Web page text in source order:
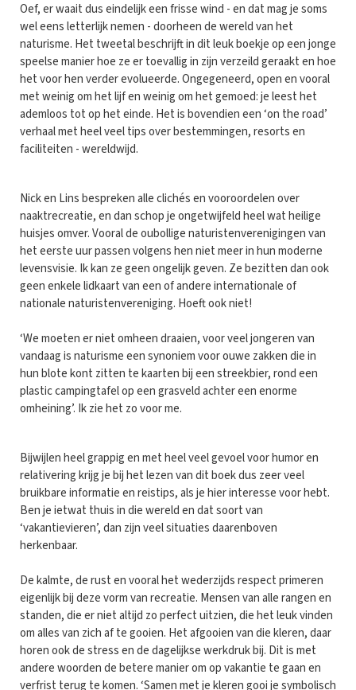
Oef, er waait dus eindelijk een frisse wind - en dat mag je soms
wel eens letterlijk nemen - doorheen de wereld van het
naturisme. Het tweetal beschrijft in dit leuk boekje op een jonge
speelse manier hoe ze er toevallig in zijn verzeild geraakt en hoe
het voor hen verder evolueerde. Ongegeneerd, open en vooral
met weinig om het lijf en weinig om het gemoed: je leest het
ademloos tot op het einde. Het is bovendien een ‘on the road’
verhaal met heel veel tips over bestemmingen, resorts en
faciliteiten - wereldwijd.
Nick en Lins bespreken alle clichés en vooroordelen over
naaktrecreatie, en dan schop je ongetwijfeld heel wat heilige
huisjes omver. Vooral de oubollige naturistenverenigingen van
het eerste uur passen volgens hen niet meer in hun moderne
levensvisie. Ik kan ze geen ongelijk geven. Ze bezitten dan ook
geen enkele lidkaart van een of andere internationale of
nationale naturistenvereniging. Hoeft ook niet!
‘We moeten er niet omheen draaien, voor veel jongeren van
vandaag is naturisme een synoniem voor ouwe zakken die in
hun blote kont zitten te kaarten bij een streekbier, rond een
plastic campingtafel op een grasveld achter een enorme
omheining’. Ik zie het zo voor me.
Bijwijlen heel grappig en met heel veel gevoel voor humor en
relativering krijg je bij het lezen van dit boek dus zeer veel
bruikbare informatie en reistips, als je hier interesse voor hebt.
Ben je ietwat thuis in die wereld en dat soort van
‘vakantievieren’, dan zijn veel situaties daarenboven
herkenbaar.
De kalmte, de rust en vooral het wederzijds respect primeren
eigenlijk bij deze vorm van recreatie. Mensen van alle rangen en
standen, die er niet altijd zo perfect uitzien, die het leuk vinden
om alles van zich af te gooien. Het afgooien van die kleren, daar
horen ook de stress en de dagelijkse werkdruk bij. Dit is met
andere woorden de betere manier om op vakantie te gaan en
verfrist terug te komen. ‘Samen met je kleren gooi je symbolisch